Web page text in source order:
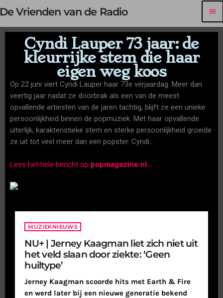
De Vrienden van de Radio menu
Cyndi Lauper 73 jaar: de
kleurrijke stem die haar
eigen weg koos
Op 22 juni viert Cyndi Lauper haar 73e verjaardag. Meer dan
veertig jaar nadat ze doorbrak als een van de meest
opvallende artiesten van de jaren tachtig, blijft ze een unieke
persoonlijkheid binnen de popmuziek. Met haar opvallende
uiterlijk, karakteristieke stem en sterke persoonlijkheid groeide
ze uit tot veel meer dan een popster. Cyndi…
Lees het hele bericht op popmagazine.nl…
MUZIEKNIEUWS
NU+ | Jerney Kaagman liet zich niet uit
het veld slaan door ziekte: ‘Geen
huiltype’
Jerney Kaagman scoorde hits met Earth & Fire
en werd later bij een nieuwe generatie bekend